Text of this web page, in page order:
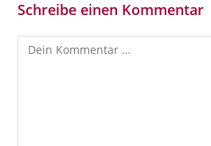
Schreibe einen Kommentar
Kommentar